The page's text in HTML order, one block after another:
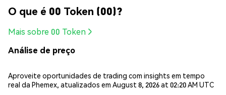
O que é 00 Token (00)?
Mais sobre 00 Token
Análise de preço
Aproveite oportunidades de trading com insights em tempo
real da Phemex, atualizados em August 8, 2026 at 02:20 AM UTC